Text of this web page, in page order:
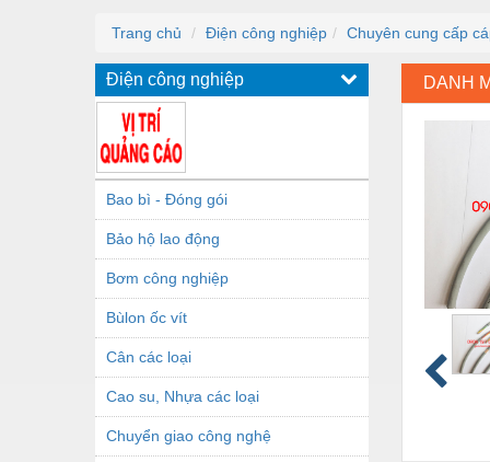
Trang chủ Điện công nghiệp Chuyên cung cấp
Điện công nghiệp
Bao bì - Đóng gói
Bảo hộ lao động
Bơm công nghiệp
Bùlon ốc vít
Cân các loại
Cao su, Nhựa các loại
Chuyển giao công nghệ
DANH